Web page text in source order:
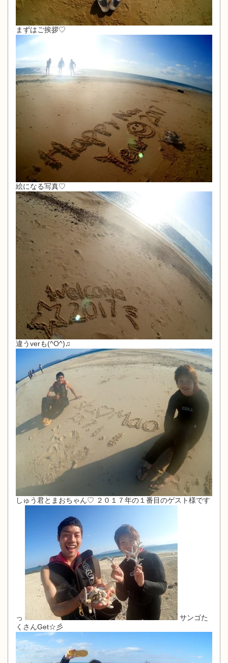
まずはご挨拶♡
絵になる写真♡
違うverも(^O^)♫
しゅう君とまおちゃん♡ ２０１７年の１番目のゲスト様です
っ
サンゴた
くさんGet☆彡